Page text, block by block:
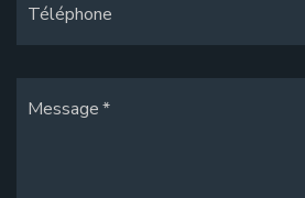
Téléphone
Message